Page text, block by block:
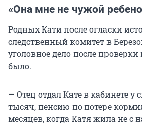
«Она мне не чужой
Родных Кати после огласки
следственный комитет в
уголовное дело после
было.
— Отец отдал Кате в кабинете у
тысяч, пенсию по потере
месяцев, когда Катя жила не с